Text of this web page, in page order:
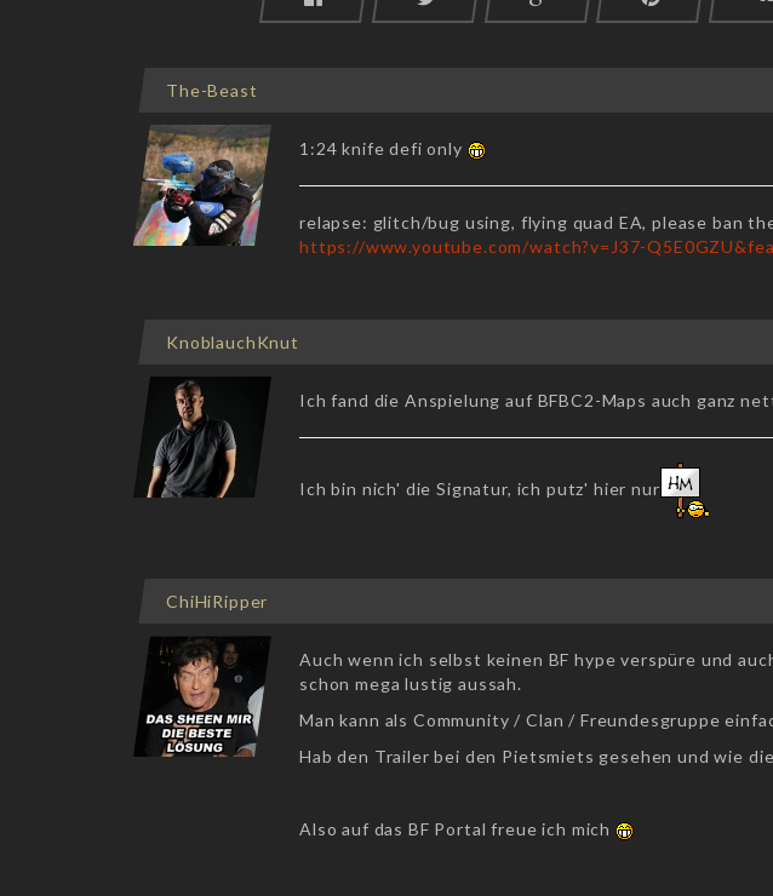
The-Beast
1:24 knife defi only
relapse: glitch/bug using, flying quad EA, please ban
https://www.youtube.com/watch?v=J37-
KnoblauchKnut
Ich fand die Anspielung auf BFBC2-Maps auch ganz
Ich bin nich' die Signatur, ich putz' hier nur
ChiHiRipper
Auch wenn ich selbst keinen BF hype verspüre und
schon mega lustig aussah.
Man kann als Community / Clan / Freundesgruppe
Hab den Trailer bei den Pietsmiets gesehen und wie
Also auf das BF Portal freue ich mich